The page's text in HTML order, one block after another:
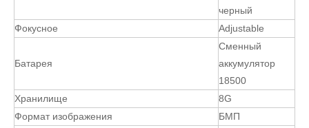
черный
Фокусное
Adjustable
Батарея
Сменный
аккумулятор
18500
Хранилище
8G
Формат изображения
БМП